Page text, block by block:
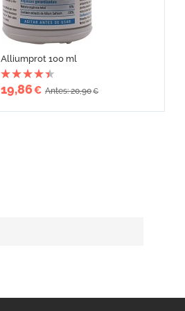
Alliumprot 100 ml
19,86€ Antes: 20,90€